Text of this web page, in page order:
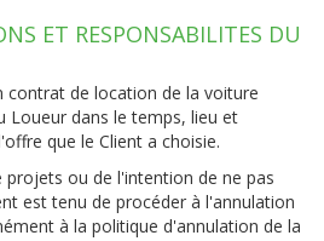
ET RESPONSABILITES DU
contrat de location de la voiture
Loueur dans le temps, lieu et
que le Client a choisie.
projets ou de l'intention de ne pas
est tenu de procéder à l'annulation
à la politique d'annulation de la